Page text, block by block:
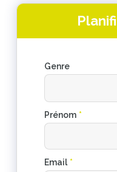
Genre
Prénom *
Email *